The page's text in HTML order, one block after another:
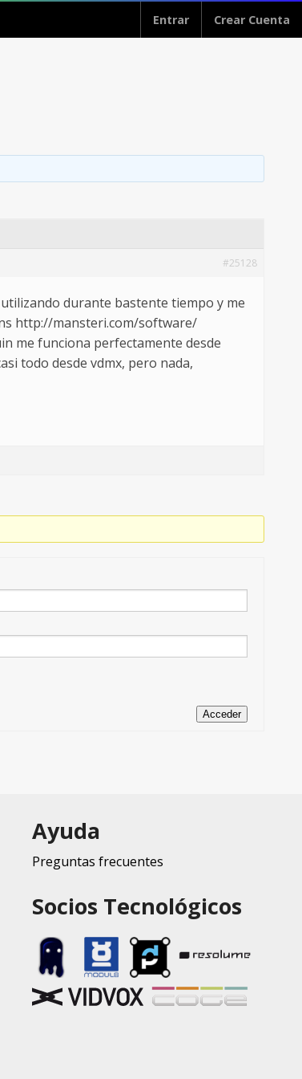
Entrar Crear Cuenta
#25128
durante bastente tiempo y me
http://mansteri.com/software/
me funciona perfectamente desde
todo desde vdmx, pero nada,
Acceder
Ayuda
Preguntas frecuentes
Socios Tecnológicos